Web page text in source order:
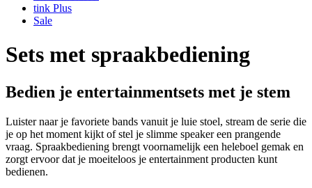
tink Plus
Sale
Sets met spraakbediening
Bedien je entertainmentsets met je stem
Luister naar je favoriete bands vanuit je luie stoel, stream de serie die
je op het moment kijkt of stel je slimme speaker een prangende
vraag. Spraakbediening brengt voornamelijk een heleboel gemak en
zorgt ervoor dat je moeiteloos je entertainment producten kunt
bedienen.